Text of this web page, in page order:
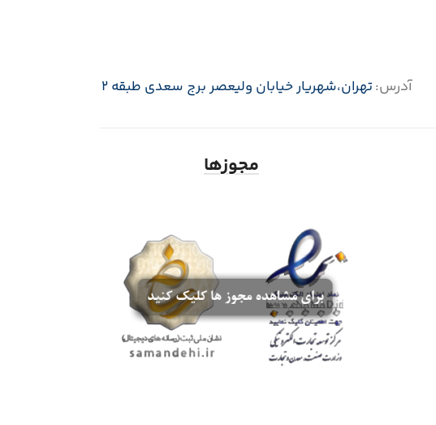
آدرس:تهران،‌شهریار خیابان ولیعصر برج سعدی طبقه 2
مجوزها